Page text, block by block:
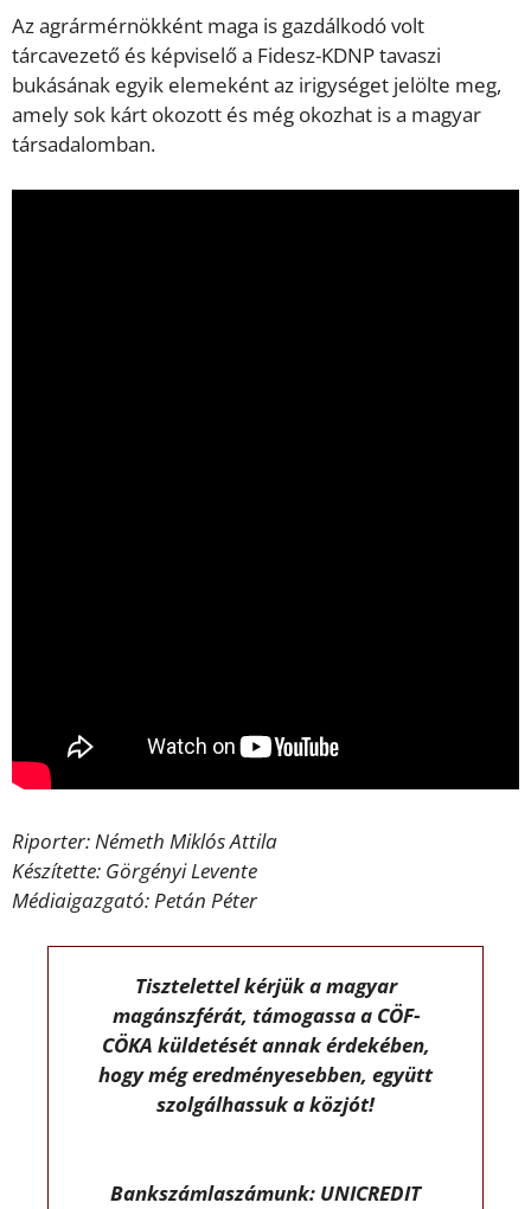
Az agrármérnökként maga is gazdálkodó volt
tárcavezető és képviselő a Fidesz-KDNP tavaszi
bukásának egyik elemeként az irigységet jelölte meg,
amely sok kárt okozott és még okozhat is a magyar
társadalomban.
Riporter: Németh Miklós Attila
Készítette: Görgényi Levente
Médiaigazgató: Petán Péter
Tisztelettel kérjük a magyar
magánszférát, támogassa a CÖF-
CÖKA küldetését annak érdekében,
hogy még eredményesebben, együtt
szolgálhassuk a közjót!
Bankszámlaszámunk: UNICREDIT